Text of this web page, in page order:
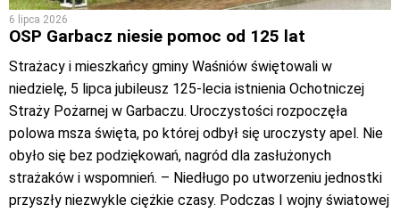
6 lipca 2026
OSP Garbacz niesie pomoc od 125 lat
Strażacy i mieszkańcy gminy Waśniów świętowali w
niedzielę, 5 lipca jubileusz 125-lecia istnienia Ochotniczej
Straży Pożarnej w Garbaczu. Uroczystości rozpoczęła
polowa msza święta, po której odbył się uroczysty apel. Nie
obyło się bez podziękowań, nagród dla zasłużonych
strażaków i wspomnień. – Niedługo po utworzeniu jednostki
przyszły niezwykle ciężkie czasy. Podczas I wojny światowej